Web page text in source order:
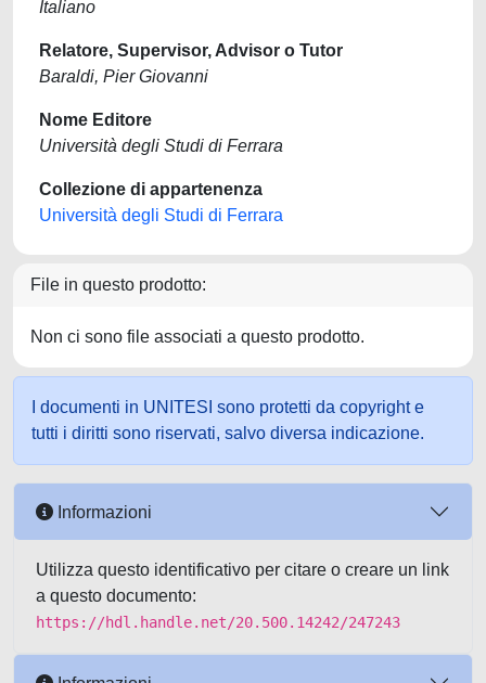
Italiano
Relatore, Supervisor, Advisor o Tutor
Baraldi, Pier Giovanni
Nome Editore
Università degli Studi di Ferrara
Collezione di appartenenza
Università degli Studi di Ferrara
File in questo prodotto:
Non ci sono file associati a questo prodotto.
I documenti in UNITESI sono protetti da copyright e
tutti i diritti sono riservati, salvo diversa indicazione.
Informazioni
Utilizza questo identificativo per citare o creare un link
a questo documento:
https://hdl.handle.net/20.500.14242/247243